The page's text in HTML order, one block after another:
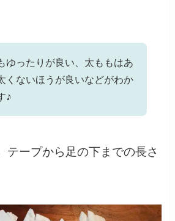
ゆったりが良い、太ももはあ
くないほうが良いなどがわか
♪
テープから足の下までの長さ